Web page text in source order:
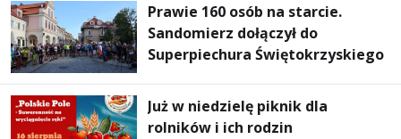
Prawie 160 osób na starcie.
Sandomierz dołączył do
Superpiechura Świętokrzyskiego
Już w niedzielę piknik dla
rolników i ich rodzin